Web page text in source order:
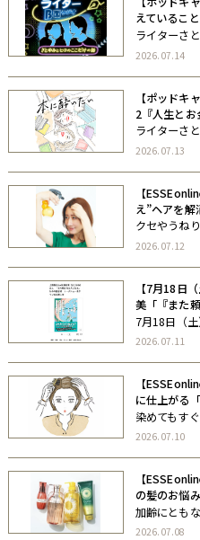
えているこ
ライターさ
が、“B面”
酒片手にゆ
2026.07.14
【ポッド
2『人生と
ライターさ
いたい」。
い/Book9-
2026.07.13
【
え”ヘアを
プレー使い
クセやうね
せる髪のお
人はぜひ試
2026.07.12
【7月18日
美「『また
クショー＆
7月18日（
馬場店さん
徹底的に検
2026.07.11
【
に仕上がる
テムも紹介
染めてもす
上手に取り
2026.07.10
【
の髪のお悩
加齢にとも
お手入れを
2026.07.08